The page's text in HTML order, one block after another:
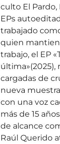
culto El
EPs
trabajado
quien
trabajo, el EP
última»(2025),
cargadas de
nueva
con una voz
más de 15
de alcance
Raúl Querido